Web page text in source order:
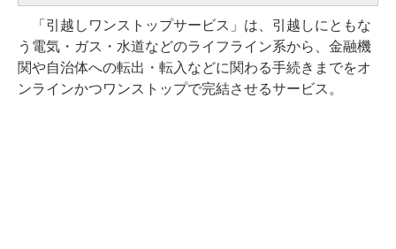
「引越しワンストップサービス」は、引越しにともな
う電気・ガス・水道などのライフライン系から、金融機
関や自治体への転出・転入などに関わる手続きまでをオ
ンラインかつワンストップで完結させるサービス。